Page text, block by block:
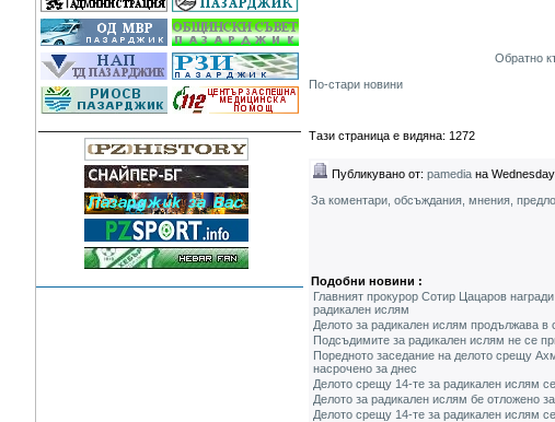
Обратно
По-стари новини
Тази страница е видяна: 1272
Публикувано от: pamedia на
За коментари, обсъждания, мнения,
Подобни новини :
Главният прокурор Сотир Цацаров
радикален ислям
Делото за радикален ислям продължава
Подсъдимите за радикален ислям не се
Поредното заседание на делото срещу
насрочено за днес
Делото срещу 14-те за радикален ислям
Делото за радикален ислям бе отложено
Делото срещу 14-те за радикален ислям